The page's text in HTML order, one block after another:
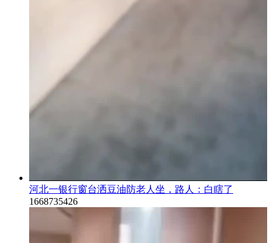
河北一银行窗台洒豆油防老人坐，路人：白瞎了
1668735426